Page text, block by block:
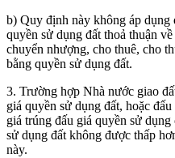
b) Quy định này không áp
quyền sử dụng đất thoả thuận
chuyển nhượng, cho thuê, cho
bằng quyền sử dụng đất.
3. Trường hợp Nhà nước giao
giá quyền sử dụng đất, hoặc
giá trúng đấu giá quyền sử
sử dụng đất không được thấp
này.